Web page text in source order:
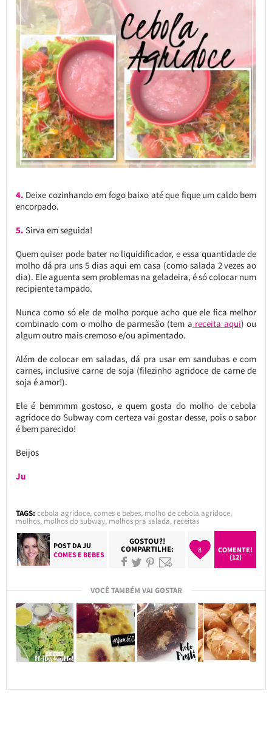
4. Deixe cozinhando em fogo baixo até que fique um caldo bem
encorpado.
5. Sirva em seguida!
Quem quiser pode bater no liquidificador, e essa quantidade de
molho dá pra uns 5 dias aqui em casa (como salada 2 vezes ao
dia). Ele aguenta sem problemas na geladeira, é só colocar num
recipiente tampado.
Nunca como só ele de molho porque acho que ele fica melhor
combinado com o molho de parmesão (tem a receita aqui) ou
algum outro mais cremoso e/ou apimentado.
Além de colocar em saladas, dá pra usar em sandubas e com
carnes, inclusive carne de soja (filezinho agridoce de carne de
soja é amor!).
Ele é bemmmm gostoso, e quem gosta do molho de cebola
agridoce do Subway com certeza vai gostar desse, pois o sabor
é bem parecido!
Beijos
Ju
TAGS: cebola agridoce,comes e bebes, molho de cebola agridoce,
molhos, molhos do subway, molhos pra salada, receitas
POST DAJU
COMES E BEBES
GOSTOU?!
COMPARTILHE: 8
COMENTE!
(12)
VOCÊ TAMBÉM VAI GOSTAR